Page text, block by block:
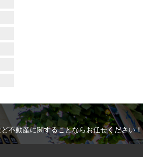
不動産に関することならお任せください！